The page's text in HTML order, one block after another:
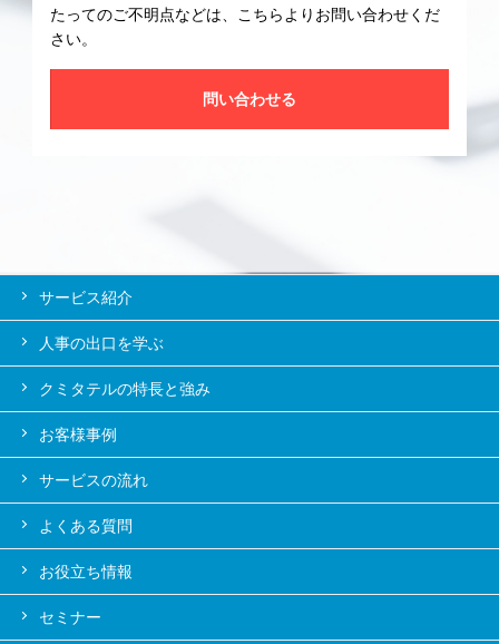
たってのご不明点などは、こちらよりお問い合わせくだ
さい。
問い合わせる
サービス紹介
人事の出口を学ぶ
クミタテルの特長と強み
お客様事例
サービスの流れ
よくある質問
お役立ち情報
セミナー